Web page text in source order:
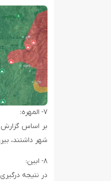
۷- المهره:
بر اساس گزارش
شهر داشتند،
۸- ابین:
در نتیجه